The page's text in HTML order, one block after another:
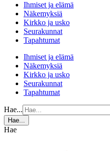
Ihmiset ja elämä
Näkemyksiä
Kirkko ja usko
Seurakunnat
Tapahtumat
Ihmiset ja elämä
Näkemyksiä
Kirkko ja usko
Seurakunnat
Tapahtumat
Hae...
Hae...
Hae